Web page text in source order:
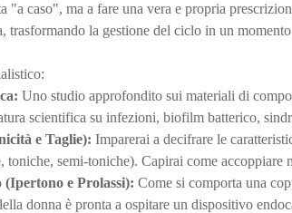
"a caso", ma a fare una vera e propria
trasformando la gestione del ciclo in un
Uno studio approfondito sui materiali di
scientifica su infezioni, biofilm batterico,
e Taglie): Imparerai a decifrare le
toniche, semi-toniche). Capirai come accoppiare
e Prolassi): Come si comporta una
donna è pronta a ospitare un dispositivo